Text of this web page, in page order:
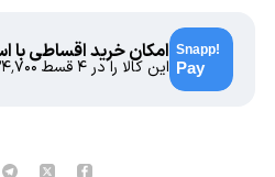
امکان خرید اقساطی با
این کالا را در ۴ قسط